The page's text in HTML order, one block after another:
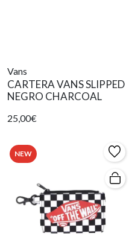
Vans
CARTERA VANS SLIPPED
NEGRO CHARCOAL
25,00€
NEW